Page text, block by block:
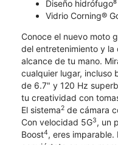
Diseño hidrófugo⁸
Vidrio Corning®
Conoce el nuevo moto
del entretenimiento y
alcance de tu mano.
cualquier lugar, incluso
de 6.7" y 120 Hz
tu creatividad con
El sistema2 de cámara
Con velocidad 5G3, un
Boost4, eres